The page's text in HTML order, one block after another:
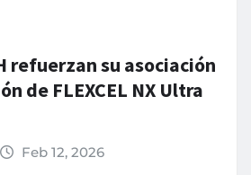
refuerzan su asociación
de FLEXCEL NX Ultra
Feb 12, 2026